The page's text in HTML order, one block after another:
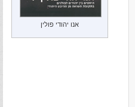
אנו יהודי פולין